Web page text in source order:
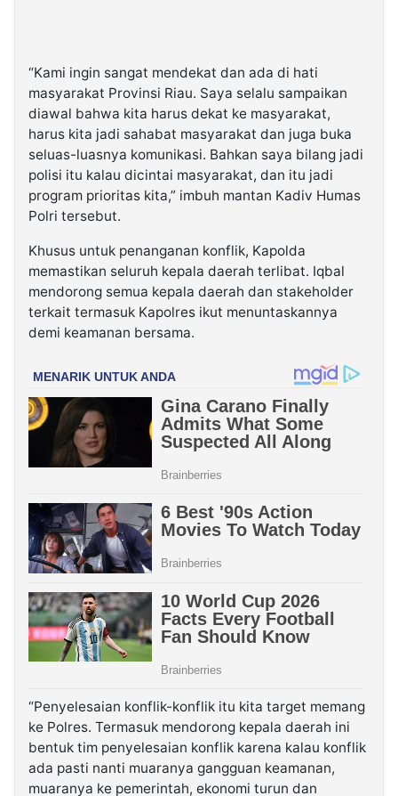
“Kami ingin sangat mendekat dan ada di hati
masyarakat Provinsi Riau. Saya selalu sampaikan
diawal bahwa kita harus dekat ke masyarakat,
harus kita jadi sahabat masyarakat dan juga buka
seluas-luasnya komunikasi. Bahkan saya bilang jadi
polisi itu kalau dicintai masyarakat, dan itu jadi
program prioritas kita,” imbuh mantan Kadiv Humas
Polri tersebut.
Khusus untuk penanganan konflik, Kapolda
memastikan seluruh kepala daerah terlibat. Iqbal
mendorong semua kepala daerah dan stakeholder
terkait termasuk Kapolres ikut menuntaskannya
demi keamanan bersama.
“Penyelesaian konflik-konflik itu kita target memang
ke Polres. Termasuk mendorong kepala daerah ini
bentuk tim penyelesaian konflik karena kalau konflik
ada pasti nanti muaranya gangguan keamanan,
muaranya ke pemerintah, ekonomi turun dan